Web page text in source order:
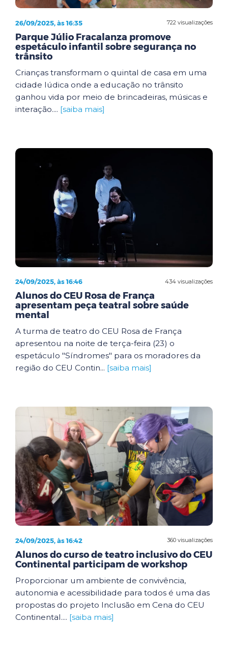
722 visualizações
26/09/2025, às 16:35
Parque Júlio Fracalanza promove
espetáculo infantil sobre segurança no
trânsito
Crianças transformam o quintal de casa em uma
cidade lúdica onde a educação no trânsito
ganhou vida por meio de brincadeiras, músicas e
interação.... [saiba mais]
434 visualizações
24/09/2025, às 16:46
Alunos do CEU Rosa de França
apresentam peça teatral sobre saúde
mental
A turma de teatro do CEU Rosa de França
apresentou na noite de terça-feira (23) o
espetáculo "Síndromes" para os moradores da
região do CEU Contin... [saiba mais]
360 visualizações
24/09/2025, às 16:42
Alunos do curso de teatro inclusivo do CEU
Continental participam de workshop
Proporcionar um ambiente de convivência,
autonomia e acessibilidade para todos é uma das
propostas do projeto Inclusão em Cena do CEU
Continental.... [saiba mais]